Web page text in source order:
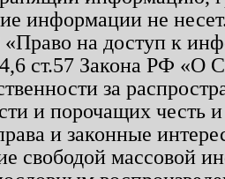
информации не
«Право на доступ к
ст.57 Закона РФ «О
за
и порочащих честь
и законные
свободой массовой